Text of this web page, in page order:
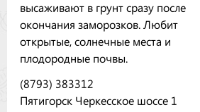
высаживают в грунт сразу после
окончания заморозков. Любит
открытые, солнечные места и
плодородные почвы.
(8793) 383312
Пятигорск Черкесское шоссе 1